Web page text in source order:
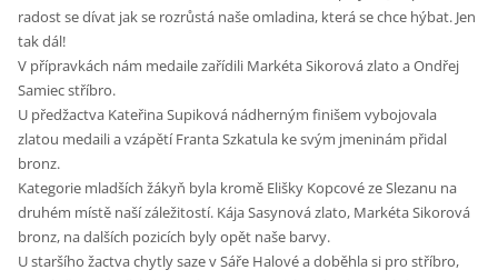
radost se dívat jak se rozrůstá naše omladina, která se chce hýbat. Jen
tak dál!
V přípravkách nám medaile zařídili Markéta Sikorová zlato a Ondřej
Samiec stříbro.
U předžactva Kateřina Supiková nádherným finišem vybojovala
zlatou medaili a vzápětí Franta Szkatula ke svým jmeninám přidal
bronz.
Kategorie mladších žákyň byla kromě Elišky Kopcové ze Slezanu na
druhém místě naší záležitostí. Kája Sasynová zlato, Markéta Sikorová
bronz, na dalších pozicích byly opět naše barvy.
U staršího žactva chytly saze v Sáře Halové a doběhla si pro stříbro,